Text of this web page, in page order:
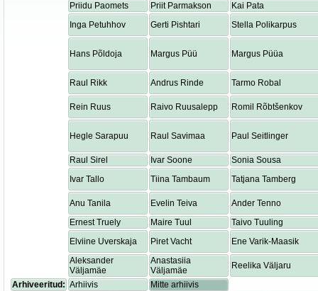
Priidu Paomets
Priit Parmakson
Kai Pata
Inga Petuhhov
Gerti Pishtari Stella Polikarpus
Hans Põldoja Margus Püü Margus Püüa
Raul Rikk Andrus Rinde Tarmo Robal
Rein Ruus Raivo Ruusalepp Romil Rõbtšenkov
Hegle Sarapuu Raul Savimaa Paul Seitlinger
Raul Sirel Ivar Soone
Sonia Sousa
Ivar Tallo
Tiina Tambaum Tatjana Tamberg
Anu Tanila Evelin Teiva
Ander Tenno
Ernest Truely
Maire Tuul
Taivo Tuuling
Elviine Uverskaja
Piret Vacht
Ene Varik-Maasik
Aleksander
Väljamäe
Anastasiia
Väljamäe
Reelika Väljaru
Arhiveeritud: Arhiivis
Mitte arhiivis